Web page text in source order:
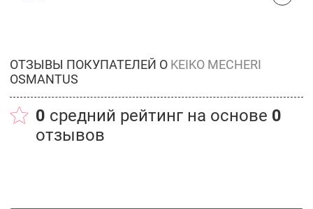
ОТЗЫВЫ ПОКУПАТЕЛЕЙ О KEIKO MECHERI
OSMANTUS
0 средний рейтинг на основе 0
отзывов